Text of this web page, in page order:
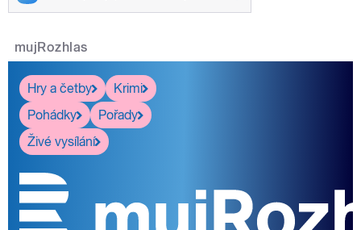
mujRozhlas
Hry a četby
Krimi
Pohádky
Pořady
Živé vysílání